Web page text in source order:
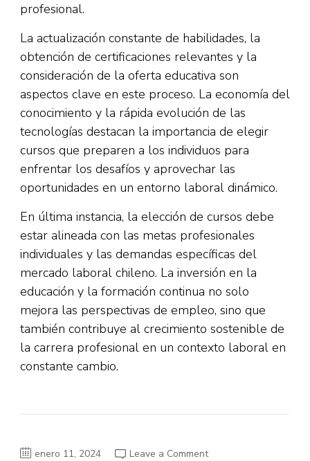
profesional.
La actualización constante de habilidades, la
obtención de certificaciones relevantes y la
consideración de la oferta educativa son
aspectos clave en este proceso. La economía del
conocimiento y la rápida evolución de las
tecnologías destacan la importancia de elegir
cursos que preparen a los individuos para
enfrentar los desafíos y aprovechar las
oportunidades en un entorno laboral dinámico.
En última instancia, la elección de cursos debe
estar alineada con las metas profesionales
individuales y las demandas específicas del
mercado laboral chileno. La inversión en la
educación y la formación continua no solo
mejora las perspectivas de empleo, sino que
también contribuye al crecimiento sostenible de
la carrera profesional en un contexto laboral en
constante cambio.
enero 11, 2024 Leave a Commenton